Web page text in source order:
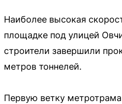
Наиболее высокая
площадке под улицей
строители завершили
метров тоннелей.
Первую ветку